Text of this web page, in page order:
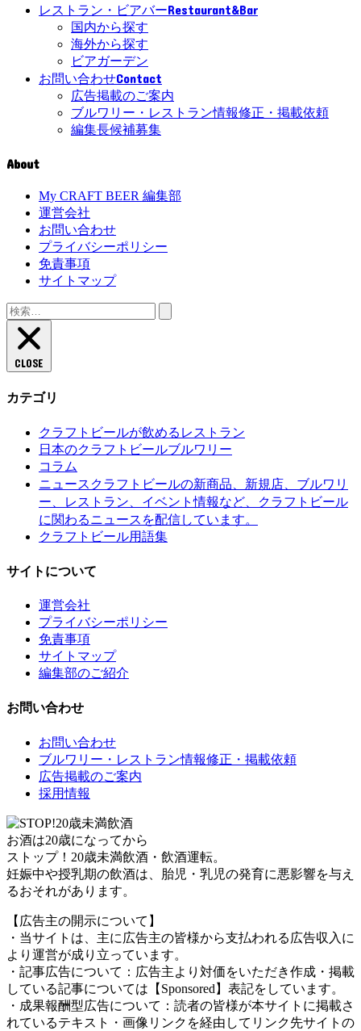
レストラン・ビアバーRestaurant&Bar
国内から探す
海外から探す
ビアガーデン
お問い合わせContact
広告掲載のご案内
ブルワリー・レストラン情報修正・掲載依頼
編集長候補募集
About
My CRAFT BEER 編集部
運営会社
お問い合わせ
プライバシーポリシー
免責事項
サイトマップ
検
索:
CLOSE
カテゴリ
クラフトビールが飲めるレストラン
日本のクラフトビールブルワリー
コラム
ニュース クラフトビールの新商品、新規店、ブルワリ
ー、レストラン、イベント情報など、クラフトビール
に関わるニュースを配信しています。
クラフトビール用語集
サイトについて
運営会社
プライバシーポリシー
免責事項
サイトマップ
編集部のご紹介
お問い合わせ
お問い合わせ
ブルワリー・レストラン情報修正・掲載依頼
広告掲載のご案内
採用情報
お酒は20歳になってから
ストップ！20歳未満飲酒・飲酒運転。
妊娠中や授乳期の飲酒は、胎児・乳児の発育に悪影響を与え
るおそれがあります。
【広告主の開示について】
・当サイトは、主に広告主の皆様から支払われる広告収入に
より運営が成り立っています。
・記事広告について：広告主より対価をいただき作成・掲載
している記事については【Sponsored】表記をしています。
・成果報酬型広告について：読者の皆様が本サイトに掲載さ
れているテキスト・画像リンクを経由してリンク先サイトの